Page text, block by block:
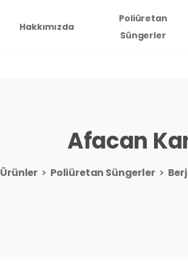
Hakkımızda
Poliüretan
Süngerler
Afacan
Ürünler Poliüretan Süngerler